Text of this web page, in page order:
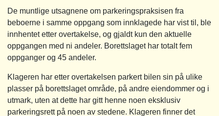
De muntlige utsagnene om parkeringspraksisen fra
beboerne i samme oppgang som innklagede har vist til, ble
innhentet etter overtakelse, og gjaldt kun den aktuelle
oppgangen med ni andeler. Borettslaget har totalt fem
oppganger og 45 andeler.
Klageren har etter overtakelsen parkert bilen sin på ulike
plasser på borettslaget område, på andre eiendommer og i
utmark, uten at dette har gitt henne noen eksklusiv
parkeringsrett på noen av stedene. Klageren finner det